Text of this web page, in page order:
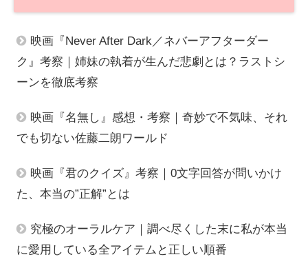
映画『Never After Dark／ネバーアフターダー
ク』考察｜姉妹の執着が生んだ悲劇とは？ラストシ
ーンを徹底考察
映画『名無し』感想・考察｜奇妙で不気味、それ
でも切ない佐藤二朗ワールド
映画『君のクイズ』考察｜0文字回答が問いかけ
た、本当の”正解”とは
究極のオーラルケア｜調べ尽くした末に私が本当
に愛用している全アイテムと正しい順番